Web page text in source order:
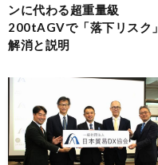
ンに代わる超重量級
200tAGVで「落下リスク」
解消と説明